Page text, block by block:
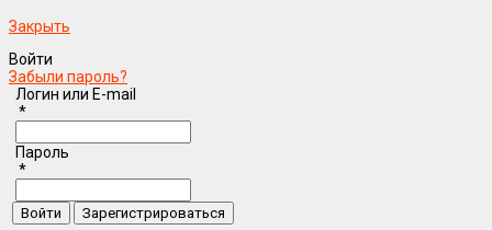
Закрыть
Войти
Забыли пароль?
Логин или E-mail
*
Пароль
*